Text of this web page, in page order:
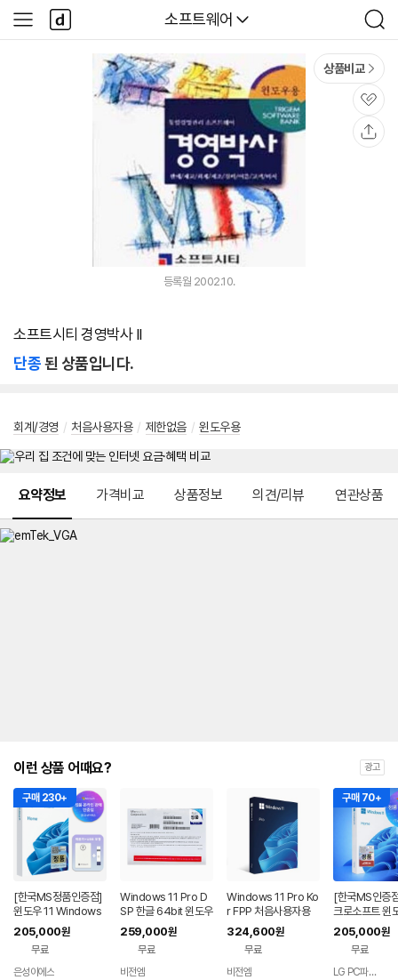
다나와
소프트웨어
검
색
사
이
다
나
와
상품비교
관
심
등록월 2002.10.
소프트시티 경영박사 II
단종된 상품입니다.
회계/경영 / 처음사용자용 / 제한없음 / 윈도우용
요약정보 가격비교 상품정보 의견/리뷰 연관상품
이런 상품 어때요? 광고
구매 230+
[한국MS정품인증점]
윈도우 11 Windows
Home FPP 처음사용
자용 USB 영구 버전
제품키 + EZPDF 번들
합본팩
205,000원
무료
은성이에스
Windows 11 Pro D
SP 한글 64bit 윈도우
11 프로 DVD 설치 (재
설치불가)
259,000원
무료
비전엠
Windows 11 Pro Ko
r FPP 처음사용자용
윈도우11
324,600원
무료
비전엠
구매 70+
[한국MS인증
크로소프트 윈
홈 Windows
FPP 처음사용
글 USB포함
205,000원
무료
LG PC파트너 해오름